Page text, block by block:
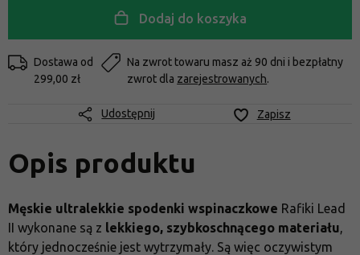
Dodaj do koszyka
Dostawa od
299,00 zł
Na zwrot towaru masz aż 90 dni i bezpłatny
zwrot dla zarejestrowanych.
Udostępnij Zapisz
Opis produktu
Męskie ultralekkie spodenki wspinaczkowe Rafiki Lead
II wykonane są z lekkiego, szybkoschnącego materiału,
który jednocześnie jest wytrzymały. Są więc oczywistym